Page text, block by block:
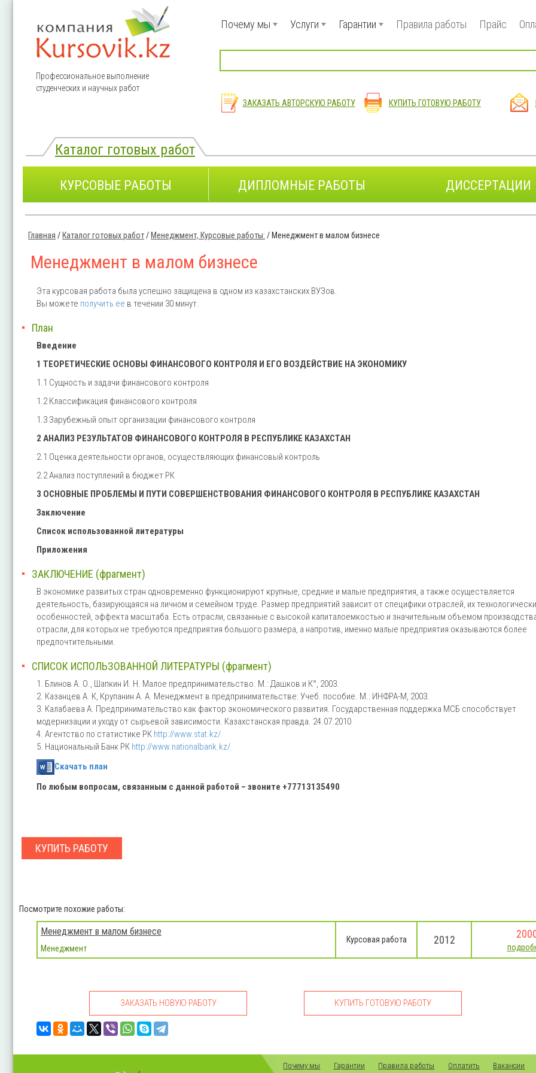
Профессиональное выполнение
студенческих и научных работ
Почему мы Услуги Гарантии Правила работы Прайс
ЗАКАЗАТЬ АВТОРСКУЮ РАБОТУ КУПИТЬ ГОТОВУЮ РАБОТУ
Каталог готовых работ
КУРСОВЫЕ РАБОТЫ ДИПЛОМНЫЕ РАБОТЫ ДИССЕРТАЦИИ
Главная / Каталог готовых работ/ Менеджмент, Курсовые работы: / Менеджмент в малом бизнесе
Менеджмент в малом бизнесе
Эта курсовая работа была успешно защищена в одном из казахстанских ВУЗов.
Вы можете получить ее в течении 30 минут.
План
Введение
1 ТЕОРЕТИЧЕСКИЕ ОСНОВЫ ФИНАНСОВОГО КОНТРОЛЯ И ЕГО ВОЗДЕЙСТВИЕ НА ЭКОНОМИКУ
1.1 Сущность и задачи финансового контроля
1.2 Классификация финансового контроля
1.3 Зарубежный опыт организации финансового контроля
2 АНАЛИЗ РЕЗУЛЬТАТОВ ФИНАНСОВОГО КОНТРОЛЯ В РЕСПУБЛИКЕ КАЗАХСТАН
2.1 Оценка деятельности органов, осуществляющих финансовый контроль
2.2 Анализ поступлений в бюджет РК
3 ОСНОВНЫЕ ПРОБЛЕМЫ И ПУТИ СОВЕРШЕНСТВОВАНИЯ ФИНАНСОВОГО КОНТРОЛЯ В РЕСПУБЛИКЕ КАЗАХСТАН
Заключение
Список использованной литературы
Приложения
ЗАКЛЮЧЕНИЕ (фрагмент)
В экономике развитых стран одновременно функционируют крупные, средние и малые предприятия, а также осуществляется
деятельность, базирующаяся на личном и семейном труде. Размер предприятий зависит от специфики отраслей, их
особенностей, эффекта масштаба. Есть отрасли, связанные с высокой капиталоемкостью и значительным объемом
отрасли, для которых не требуются предприятия большого размера, а напротив, именно малые предприятия оказываются более
предпочтительными.
СПИСОК ИСПОЛЬЗОВАННОЙ ЛИТЕРАТУРЫ (фрагмент)
1. Блинов А. О., Шапкин И. Н. Малое предпринимательство. М.: Дашков и К°, 2003.
2. Казанцев А. К, Крупанин А. А. Менеджмент в предпринимательстве: Учеб. пособие. М.: ИНФРА-М, 2003.
3. Калабаева А. Предпринимательство как фактор экономического развития. Государственная поддержка МСБ способствует
модернизации и уходу от сырьевой зависимости. Казахстанская правда. 24.07.2010
4. Агентство по статистике РК http://www.stat.kz/
5. Национальный Банк РК http://www.nationalbank.kz/
Скачать план
По любым вопросам, связанным с данной работой – звоните +77713135490
КУПИТЬ РАБОТУ
Посмотрите похожие работы:
Менеджмент в малом бизнесе
Менеджмент
Курсовая работа 2012
ЗАКАЗАТЬ НОВУЮ РАБОТУ КУПИТЬ ГОТОВУЮ РАБОТУ
Почему мы Гарантии Правила работы Оплатить Вакансии